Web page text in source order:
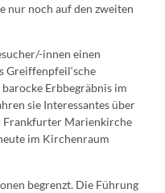
nur noch auf den zweiten
innen einen
Greiffenpfeil‘sche
Erbbegräbnis im
sie Interessantes über
Frankfurter Marienkirche
im Kirchenraum
begrenzt. Die Führung